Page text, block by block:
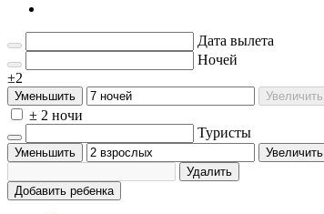
Дата вылета
Ночей
±2
Уменьшить Увеличить
± 2 ночи
Туристы
Уменьшить
Увеличить
Удалить
Добавить ребенка